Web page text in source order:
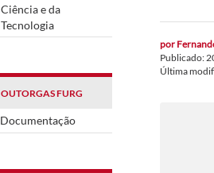
Ciência e da
Tecnologia
OUTORGAS FURG
Documentação
por
Publicado:
Última